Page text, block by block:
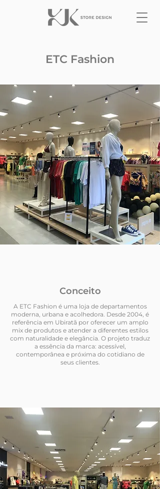
ETC Fashion
Conceito
A ETC Fashion é uma loja de departamentos
moderna, urbana e acolhedora. Desde 2004, é
referência em Ubiratã por oferecer um amplo
mix de produtos e atender a diferentes estilos
com naturalidade e elegância. O projeto traduz
a essência da marca: acessível,
contemporânea e próxima do cotidiano de
seus clientes.